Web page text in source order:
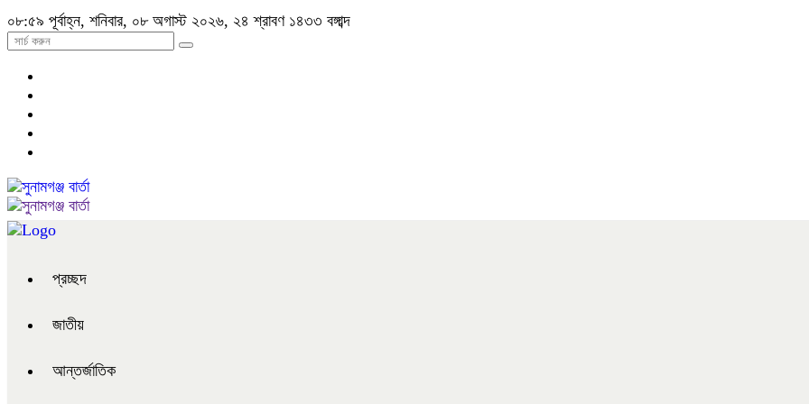
০৮:৫৯ পূর্বাহ্ন, শনিবার, ০৮ অগাস্ট ২০২৬, ২৪ শ্রাবণ ১৪৩৩ বঙ্গাব্দ
প্রচ্ছদ
জাতীয়
আন্তর্জাতিক